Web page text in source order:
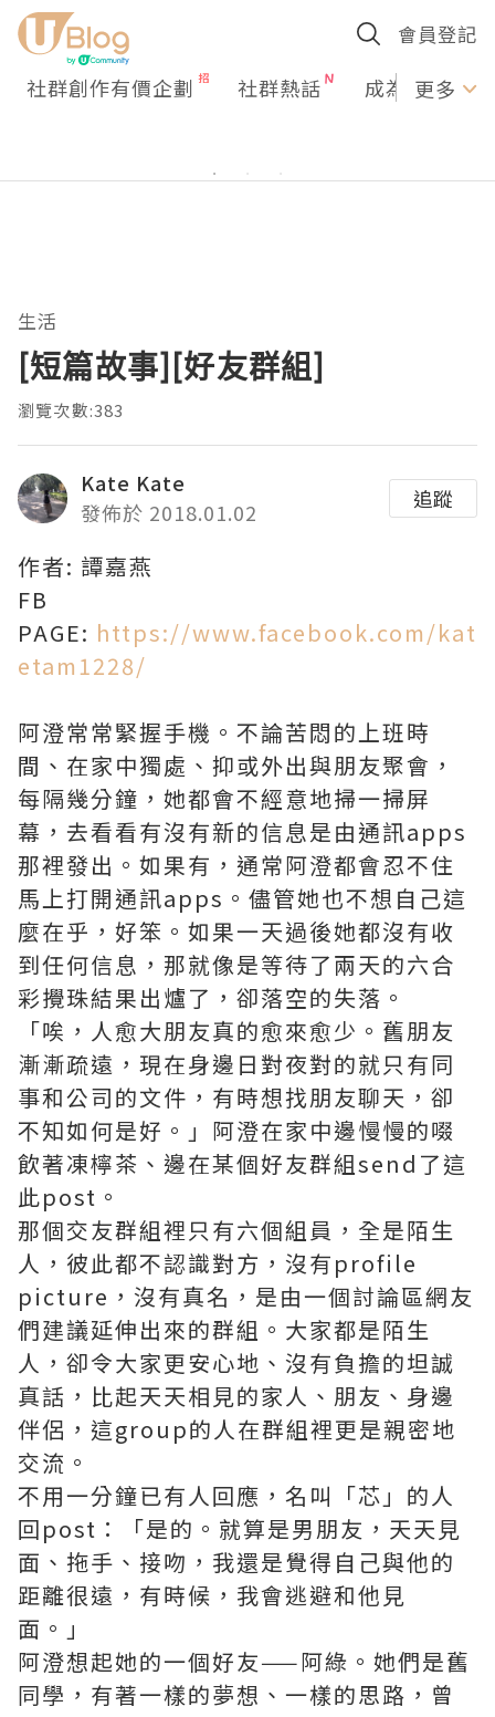
會員登記
社群創作有價企劃 社群熱話 成為U更多
生活
[短篇故事][好友群組]
瀏覽次數:383
Kate Kate
發佈於 2018.01.02
追蹤
作者: 譚嘉燕
FB
PAGE: https://www.facebook.com/kat
etam1228/
阿澄常常緊握手機。不論苦悶的上班時
間、在家中獨處、抑或外出與朋友聚會，
每隔幾分鐘，她都會不經意地掃一掃屏
幕，去看看有沒有新的信息是由通訊apps
那裡發出。如果有，通常阿澄都會忍不住
馬上打開通訊apps。儘管她也不想自己這
麼在乎，好笨。如果一天過後她都沒有收
到任何信息，那就像是等待了兩天的六合
彩攪珠結果出爐了，卻落空的失落。
「唉，人愈大朋友真的愈來愈少。舊朋友
漸漸疏遠，現在身邊日對夜對的就只有同
事和公司的文件，有時想找朋友聊天，卻
不知如何是好。」阿澄在家中邊慢慢的啜
飲著凍檸茶、邊在某個好友群組send了這
此post。
那個交友群組裡只有六個組員，全是陌生
人，彼此都不認識對方，沒有profile
picture，沒有真名，是由一個討論區網友
們建議延伸出來的群組。大家都是陌生
人，卻令大家更安心地、沒有負擔的坦誠
真話，比起天天相見的家人、朋友、身邊
伴侶，這group的人在群組裡更是親密地
交流。
不用一分鐘已有人回應，名叫「芯」的人
回post：「是的。就算是男朋友，天天見
面、拖手、接吻，我還是覺得自己與他的
距離很遠，有時候，我會逃避和他見
面。」
阿澄想起她的一個好友——阿綠。她們是舊
同學，有著一樣的夢想、一樣的思路，曾